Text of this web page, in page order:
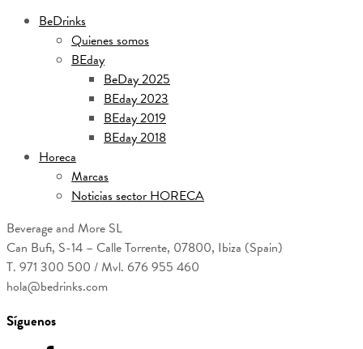
BeDrinks
Quienes somos
BEday
BeDay 2025
BEday 2023
BEday 2019
BEday 2018
Horeca
Marcas
Noticias sector HORECA
Beverage and More SL
Can Bufi, S-14 – Calle Torrente, 07800, Ibiza (Spain)
T. 971 300 500 / Mvl. 676 955 460
hola@bedrinks.com
Síguenos